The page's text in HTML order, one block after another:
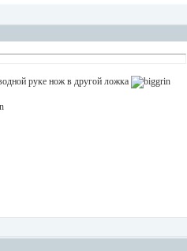
руке нож в другой ложка